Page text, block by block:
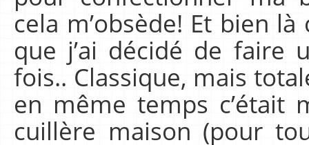
cela m’obsède! Et bien
que j’ai décidé de faire
fois.. Classique, mais
en même temps c’était
cuillère maison (pour